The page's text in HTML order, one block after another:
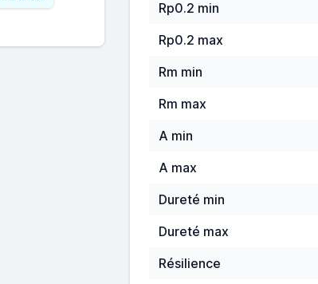
Rp0.2 min
Rp0.2 max
Rm min
Rm max
A min
A max
Dureté min
Dureté max
Résilience